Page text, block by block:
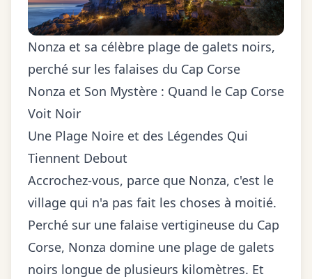
Nonza et sa célèbre plage de galets noirs,
perché sur les falaises du Cap Corse
Nonza et Son Mystère : Quand le Cap Corse
Voit Noir
Une Plage Noire et des Légendes Qui
Tiennent Debout
Accrochez-vous, parce que Nonza, c'est le
village qui n'a pas fait les choses à moitié.
Perché sur une falaise vertigineuse du Cap
Corse, Nonza domine une plage de galets
noirs longue de plusieurs kilomètres. Et